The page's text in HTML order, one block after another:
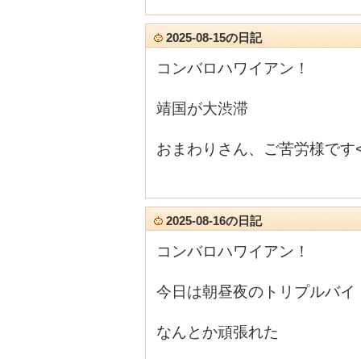
2025-08-15の日記
コンバロハワイアン！
靖国が大渋滞
おまわりさん、ご苦労様です
2025-08-16の日記
コンバロハワイアン！
今日は朝昼夜のトリプルバイ
なんとか頑張れた